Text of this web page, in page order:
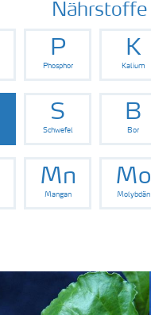
Nährstoffe
P
Phosphor
K
Kalium
S
Schwefel
B
Bor
Mn
Mangan
Mo
Molybdän